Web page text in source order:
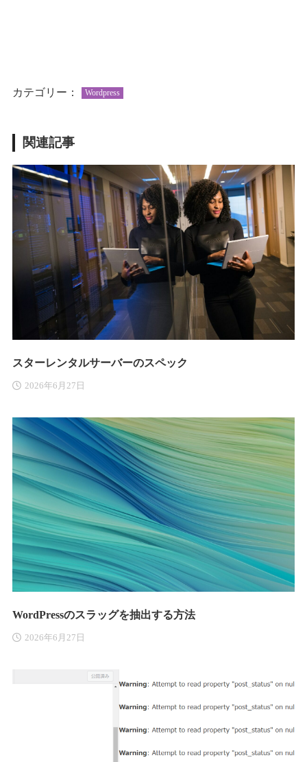
カテゴリー： Wordpress
関連記事
スターレンタルサーバーのスペック
2026年6月27日
WordPressのスラッグを抽出する方法
2026年6月27日